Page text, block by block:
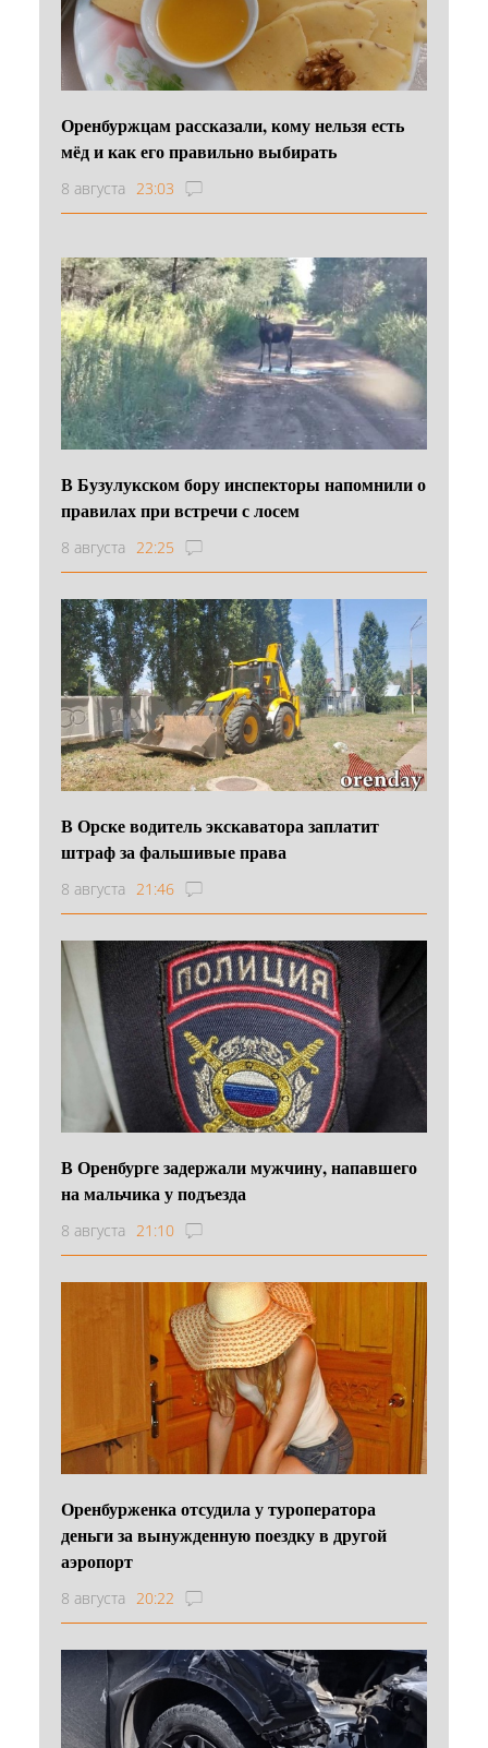
Оренбуржцам рассказали, кому нельзя есть
мёд и как его правильно выбирать
8 августа 23:03
В Бузулукском бору инспекторы напомнили о
правилах при встречи с лосем
8 августа 22:25
В Орске водитель экскаватора заплатит
штраф за фальшивые права
8 августа 21:46
В Оренбурге задержали мужчину, напавшего
на мальчика у подъезда
8 августа 21:10
Оренбурженка отсудила у туроператора
деньги за вынужденную поездку в другой
аэропорт
8 августа 20:22